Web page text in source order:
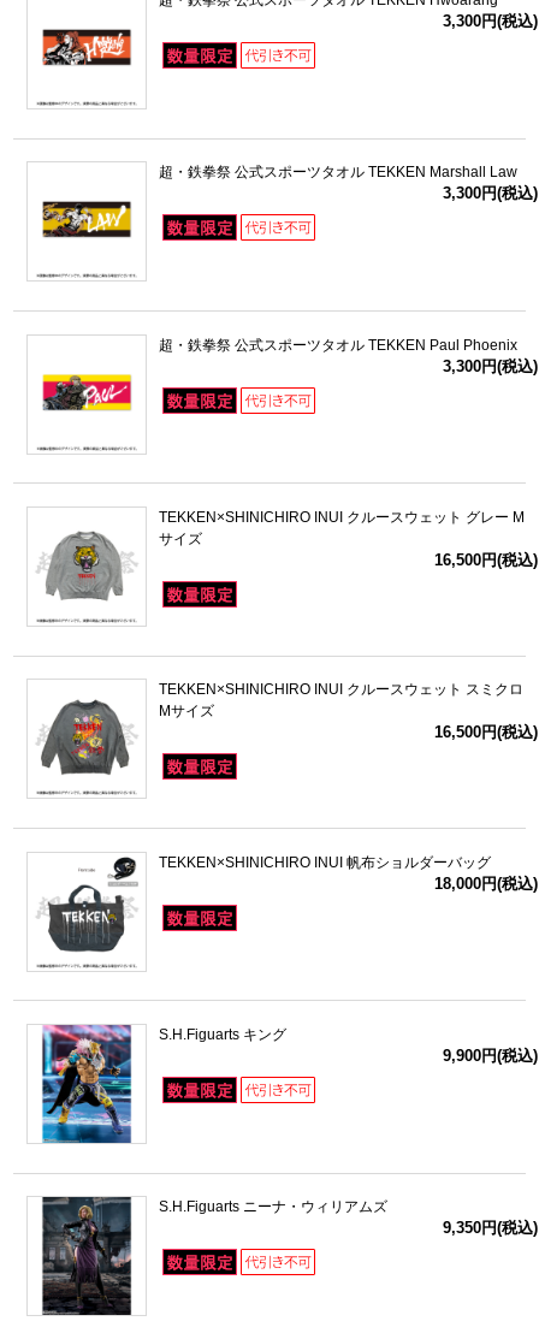
3,300円(税込)
超・鉄拳祭 公式スポーツタオル TEKKEN Marshall Law
3,300円(税込)
超・鉄拳祭 公式スポーツタオル TEKKEN Paul Phoenix
3,300円(税込)
TEKKEN×SHINICHIRO INUI クルースウェット グレー M
サイズ
16,500円(税込)
TEKKEN×SHINICHIRO INUI クルースウェット スミクロ
Mサイズ
16,500円(税込)
TEKKEN×SHINICHIRO INUI 帆布ショルダーバッグ
18,000円(税込)
S.H.Figuarts キング
9,900円(税込)
S.H.Figuarts ニーナ・ウィリアムズ
9,350円(税込)